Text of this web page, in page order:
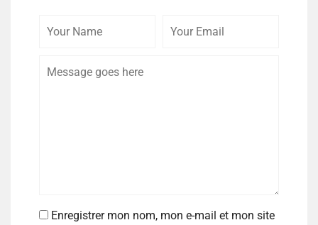
Enregistrer mon nom, mon e-mail et mon site